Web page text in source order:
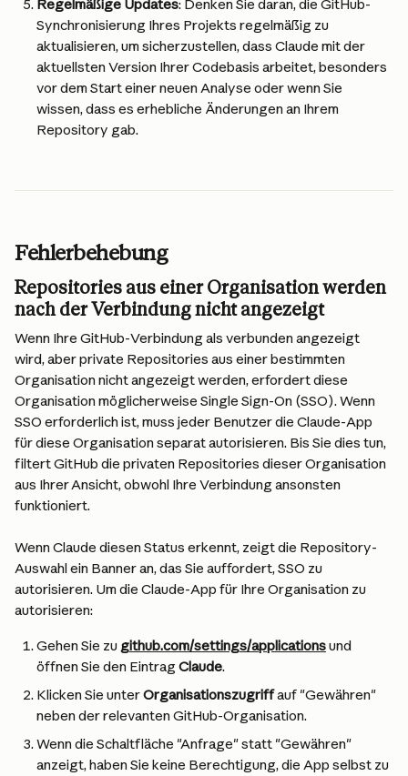
Regelmäßige Updates: Denken Sie daran, die GitHub-
Synchronisierung Ihres Projekts regelmäßig zu
aktualisieren, um sicherzustellen, dass Claude mit der
aktuellsten Version Ihrer Codebasis arbeitet, besonders
vor dem Start einer neuen Analyse oder wenn Sie
wissen, dass es erhebliche Änderungen an Ihrem
Repository gab.
Fehlerbehebung
Repositories aus einer Organisation werden
nach der Verbindung nicht angezeigt
Wenn Ihre GitHub-Verbindung als verbunden angezeigt
wird, aber private Repositories aus einer bestimmten
Organisation nicht angezeigt werden, erfordert diese
Organisation möglicherweise Single Sign-On (SSO). Wenn
SSO erforderlich ist, muss jeder Benutzer die Claude-App
für diese Organisation separat autorisieren. Bis Sie dies tun,
filtert GitHub die privaten Repositories dieser Organisation
aus Ihrer Ansicht, obwohl Ihre Verbindung ansonsten
funktioniert.
Wenn Claude diesen Status erkennt, zeigt die Repository-
Auswahl ein Banner an, das Sie auffordert, SSO zu
autorisieren. Um die Claude-App für Ihre Organisation zu
autorisieren:
Gehen Sie zu github.com/settings/applications und
öffnen Sie den Eintrag Claude.
Klicken Sie unter Organisationszugriff auf "Gewähren"
neben der relevanten GitHub-Organisation.
Wenn die Schaltfläche "Anfrage" statt "Gewähren"
anzeigt, haben Sie keine Berechtigung, die App selbst zu